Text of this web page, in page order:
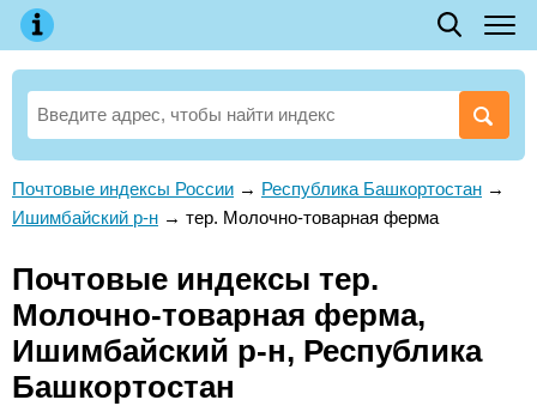
Почтовые индексы России → Республика Башкортостан →
Ишимбайский р-н → тер. Молочно-товарная ферма
Почтовые индексы тер.
Молочно-товарная ферма,
Ишимбайский р-н, Республика
Башкортостан